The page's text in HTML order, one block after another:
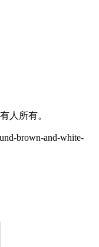
人所有。
brown-and-white-